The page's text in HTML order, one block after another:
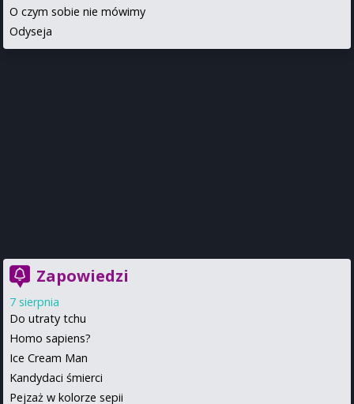
O czym sobie nie mówimy
Odyseja
Zapowiedzi
7 sierpnia
Do utraty tchu
Homo sapiens?
Ice Cream Man
Kandydaci śmierci
Pejzaż w kolorze sepii